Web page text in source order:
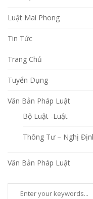
Luật Mai Phong
Tin Tức
Trang Chủ
Tuyển Dụng
Văn Bản Pháp Luật
Bộ Luật -Luật
Thông Tư – Nghị
Văn Bản Pháp Luật